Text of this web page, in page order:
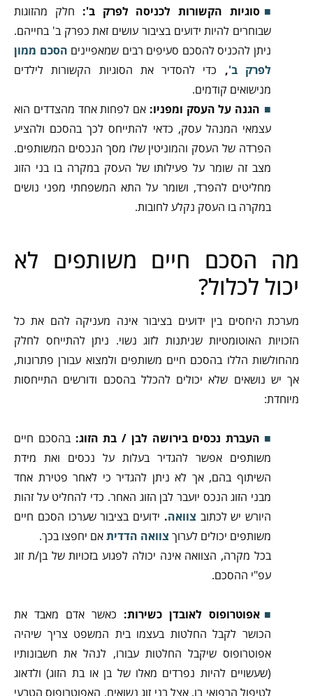
סוגיות הקשורות לכניסה לפרק ב': חלק מהזוגות
שבוחרים להיות ידועים בציבור עושים זאת כפרק ב' בחייהם.
ניתן להכניס להסכם סעיפים רבים שמאפיינים הסכם ממון
לפרק ב', כדי להסדיר את הסוגיות הקשורות לילדים
מנישואים קודמים.
הגנה על העסק ומפניו: אם לפחות אחד מהצדדים הוא
עצמאי המנהל עסק, כדאי להתייחס לכך בהסכם ולהציע
הפרדה של העסק והמוניטין שלו מסך הנכסים המשותפים.
מצב זה שומר על פעילותו של העסק במקרה בו בני הזוג
מחליטים להפרד, ושומר על התא המשפחתי מפני נושים
במקרה בו העסק נקלע לחובות.
מה הסכם חיים משותפים לא
יכול לכלול?
מערכת היחסים בין ידועים בציבור אינה מעניקה להם את כל
הזכויות האוטומטיות שניתנות לזוג נשוי. ניתן להתייחס לחלק
מהחולשות הללו בהסכם חיים משותפים ולמצוא עבורן פתרונות,
אך יש נושאים שלא יכולים להכלל בהסכם ודורשים התייחסות
מיוחדת:
העברת נכסים בירושה לבן / בת הזוג: בהסכם חיים
משותפים אפשר להגדיר בעלות על נכסים ואת מידת
השיתוף בהם, אך לא ניתן להגדיר כי לאחר פטירת אחד
מבני הזוג הנכס יועבר לבן הזוג האחר. כדי להחליט על זהות
היורש יש לכתוב צוואה. ידועים בציבור שערכו הסכם חיים
משותפים יכולים לערוך צוואה הדדיתאם יחפצו בכך.
בכל מקרה, הצוואה אינה יכולה לפגוע בזכויות של בן/ת זוג
עפ"י ההסכם.
אפוטרופוס לאובדן כשירות: כאשר אדם מאבד את
הכושר לקבל החלטות בעצמו בית המשפט צריך שיהיה
אפוטרופוס שיקבל החלטות עבורו, לנהל את חשבונותיו
(שעשויים להיות נפרדים מאלו של בן או בת הזוג) ולדאוג
לטיפול הרפואי בו. אצל בני זוג נשואים, האפוטרופוס הטבעי